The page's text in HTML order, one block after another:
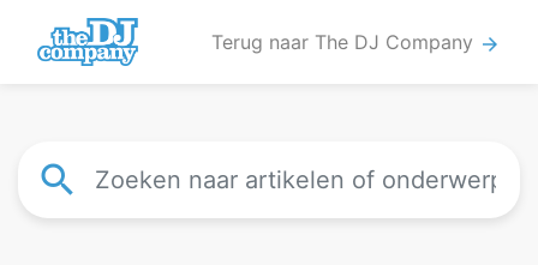
Terug naar The DJ Company arrow_forward
search